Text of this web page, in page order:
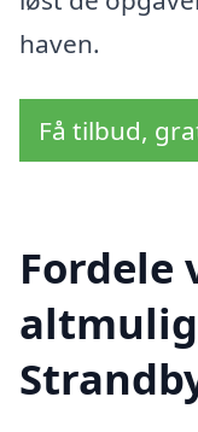
haven.
Få tilbud,
Fordele